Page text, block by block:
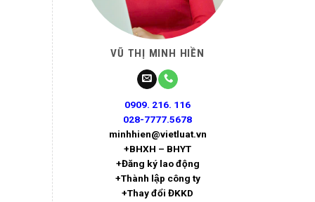
VŨ THỊ MINH HIỀN
0909. 216. 116
028-7777.5678
minhhien@vietluat.vn
+BHXH – BHYT
+Đăng ký lao động
+Thành lập công ty
+Thay đổi ĐKKD